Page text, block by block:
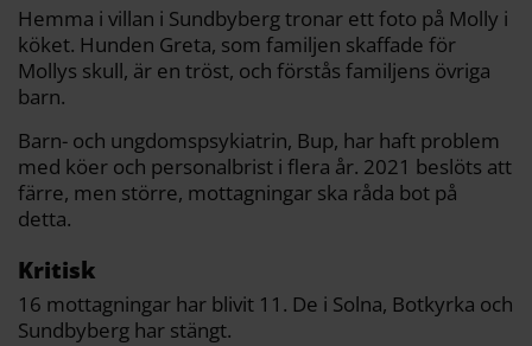
Hemma i villan i Sundbyberg tronar ett foto på Molly i
köket. Hunden Greta, som familjen skaffade för
Mollys skull, är en tröst, och förstås familjens övriga
barn.
Barn- och ungdomspsykiatrin, Bup, har haft problem
med köer och personalbrist i flera år. 2021 beslöts att
färre, men större, mottagningar ska råda bot på
detta.
Kritisk
16 mottagningar har blivit 11. De i Solna, Botkyrka och
Sundbyberg har stängt.